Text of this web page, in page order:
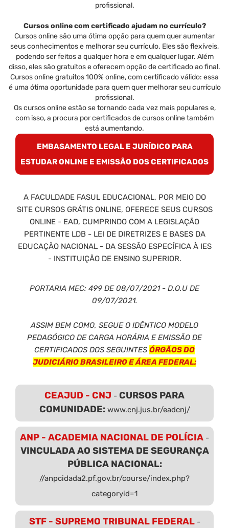
profissional.
Cursos online com certificado ajudam no currículo?
Cursos online são uma ótima opção para quem quer aumentar
seus conhecimentos e melhorar seu currículo. Eles são flexíveis,
podendo ser feitos a qualquer hora e em qualquer lugar. Além
disso, eles são gratuitos e oferecem opção de certificado ao final.
Cursos online gratuitos 100% online, com certificado válido: essa
é uma ótima oportunidade para quem quer melhorar seu currículo
profissional.
Os cursos online estão se tornando cada vez mais populares e,
com isso, a procura por certificados de cursos online também
está aumentando.
EMBASAMENTO LEGAL E JURÍDICO PARA
ESTUDAR ONLINE E EMISSÃO DOS CERTIFICADOS
A FACULDADE FASUL EDUCACIONAL, POR MEIO DO
SITE CURSOS GRÁTIS ONLINE, OFERECE SEUS CURSOS
ONLINE - EAD, CUMPRINDO COM A LEGISLAÇÃO
PERTINENTE LDB - LEI DE DIRETRIZES E BASES DA
EDUCAÇÃO NACIONAL - DA SESSÃO ESPECÍFICA À IES
- INSTITUIÇÃO DE ENSINO SUPERIOR.
PORTARIA MEC: 499 DE 08/07/2021 - D.O.U DE
09/07/2021.
ASSIM BEM COMO, SEGUE O IDÊNTICO MODELO
PEDAGÓGICO DE CARGA HORÁRIA E EMISSÃO DE
CERTIFICADOS DOS SEGUINTES ÓRGÃOS DO
JUDICIÁRIO BRASILEIRO E ÁREA FEDERAL:
CEAJUD - CNJ - CURSOS PARA
COMUNIDADE: www.cnj.jus.br/eadcnj/
ANP - ACADEMIA NACIONAL DE POLÍCIA -
VINCULADA AO SISTEMA DE SEGURANÇA
PÚBLICA NACIONAL:
//anpcidada2.pf.gov.br/course/index.php?
categoryid=1
STF - SUPREMO TRIBUNAL FEDERAL-